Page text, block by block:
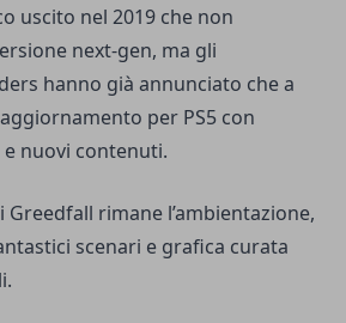
uscito nel 2019 che non
next-gen, ma gli
hanno già annunciato che a
per PS5 con
nuovi contenuti.
rimane l’ambientazione,
scenari e grafica curata